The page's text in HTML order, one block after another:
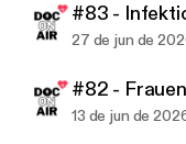
Das Ziel ist es,
Zwischenfällen
und kompetent
#83 -
27 de jun de
#82 -
13 de jun de